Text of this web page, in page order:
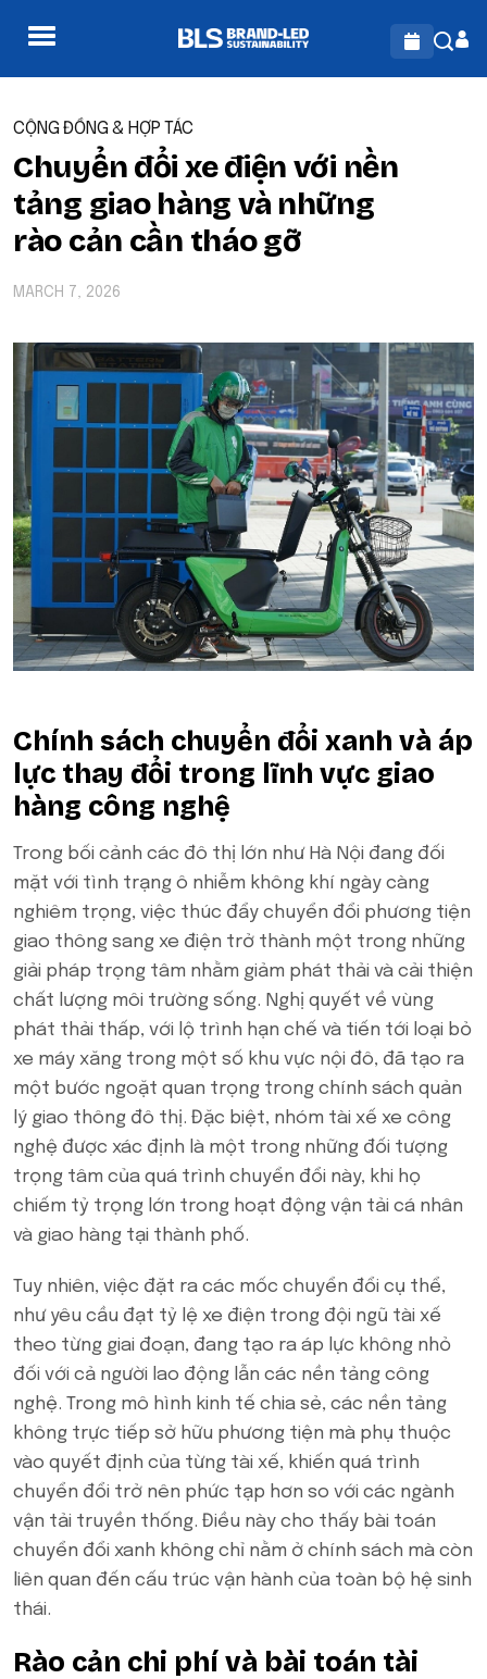
CỘNG ĐỒNG & HỢP TÁC
Chuyển đổi xe điện với nền
tảng giao hàng và những
rào cản cần tháo gỡ
MARCH 7, 2026
Chính sách chuyển đổi xanh và áp
lực thay đổi trong lĩnh vực giao
hàng công nghệ
Trong bối cảnh các đô thị lớn như Hà Nội đang đối
mặt với tình trạng ô nhiễm không khí ngày càng
nghiêm trọng, việc thúc đẩy chuyển đổi phương tiện
giao thông sang xe điện trở thành một trong những
giải pháp trọng tâm nhằm giảm phát thải và cải thiện
chất lượng môi trường sống. Nghị quyết về vùng
phát thải thấp, với lộ trình hạn chế và tiến tới loại bỏ
xe máy xăng trong một số khu vực nội đô, đã tạo ra
một bước ngoặt quan trọng trong chính sách quản
lý giao thông đô thị. Đặc biệt, nhóm tài xế xe công
nghệ được xác định là một trong những đối tượng
trọng tâm của quá trình chuyển đổi này, khi họ
chiếm tỷ trọng lớn trong hoạt động vận tải cá nhân
và giao hàng tại thành phố.
Tuy nhiên, việc đặt ra các mốc chuyển đổi cụ thể,
như yêu cầu đạt tỷ lệ xe điện trong đội ngũ tài xế
theo từng giai đoạn, đang tạo ra áp lực không nhỏ
đối với cả người lao động lẫn các nền tảng công
nghệ. Trong mô hình kinh tế chia sẻ, các nền tảng
không trực tiếp sở hữu phương tiện mà phụ thuộc
vào quyết định của từng tài xế, khiến quá trình
chuyển đổi trở nên phức tạp hơn so với các ngành
vận tải truyền thống. Điều này cho thấy bài toán
chuyển đổi xanh không chỉ nằm ở chính sách mà còn
liên quan đến cấu trúc vận hành của toàn bộ hệ sinh
thái.
Rào cản chi phí và bài toán tài